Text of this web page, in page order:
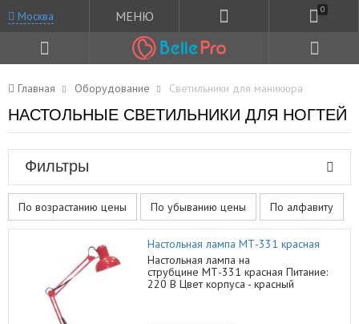
Москва МЕНЮ 0
Главная Оборудование Светильники для маникюра
НАСТОЛЬНЫЕ СВЕТИЛЬНИКИ ДЛЯ НОГТЕЙ
Фильтры
По возрастанию цены По убыванию цены По алфавиту
Настольная лампа МТ-331 красная
Настольная лампа на
струбцине МТ-331 красная Питание:
220 В Цвет корпуса - красный